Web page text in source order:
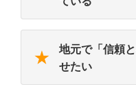
★
地元で「信頼
せたい